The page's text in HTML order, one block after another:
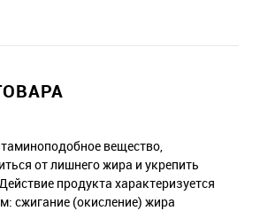
вещество,
от лишнего жира и укрепить
продукта характеризуется
сжигание (окисление) жира